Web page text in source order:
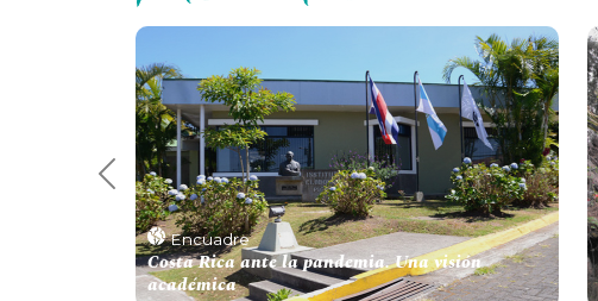
Encuadre
Costa Rica ante la pandemia. Una visión
académica
Previous 6